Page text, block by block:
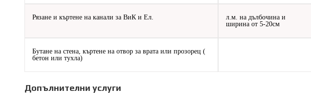
Рязане и къртене на канали за ВиК и Ел.
л.м. на дълбочина и
ширина от 5-20см
Бутане на стена, къртене на отвор за врата или прозорец (
бетон или тухла)
Допълнителни услуги